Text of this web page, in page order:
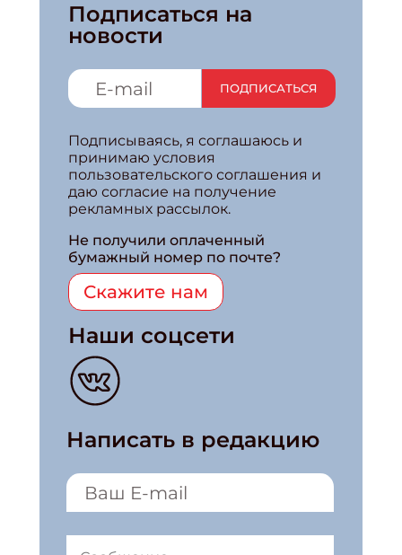
Подписаться на
новости
ПОДПИСАТЬСЯ
Подписываясь, я соглашаюсь и
принимаю условия
пользовательского соглашения и
даю согласие на получение
рекламных рассылок.
Не получили оплаченный
бумажный номер по почте?
Скажите нам
Наши соцсети
Написать в редакцию
Подпишись на рассылку
Укажите имя
Укажите Ваш Email